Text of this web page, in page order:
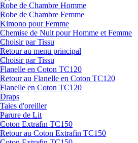
Robe de Chambre Homme
Robe de Chambre Femme
Kimono pour Femme
Chemise de Nuit pour Homme et Femme
Choisir par Tissu
Retour au menu principal
Choisir par Tissu
Flanelle en Coton TC120
Retour au Flanelle en Coton TC120
Flanelle en Coton TC120
Draps
Taies d'oreiller
Parure de Lit
Coton Extrafin TC150
Retour au Coton Extrafin TC150